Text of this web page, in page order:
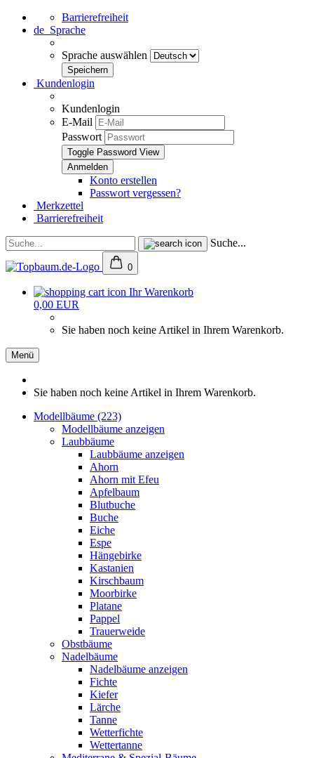
Barrierefreiheit
de Sprache
Sprache auswählen
Kundenlogin
Kundenlogin
E-Mail
Passwort
Toggle Password View
Konto erstellen
Passwort vergessen?
Merkzettel
Barrierefreiheit
Suche...
0
Ihr Warenkorb
0,00 EUR
Sie haben noch keine Artikel in Ihrem Warenkorb.
Menü
Sie haben noch keine Artikel in Ihrem Warenkorb.
Modellbäume (223)
Modellbäume anzeigen
Laubbäume
Laubbäume anzeigen
Ahorn
Ahorn mit Efeu
Apfelbaum
Blutbuche
Buche
Eiche
Espe
Hängebirke
Kastanien
Kirschbaum
Moorbirke
Platane
Pappel
Trauerweide
Obstbäume
Nadelbäume
Nadelbäume anzeigen
Fichte
Kiefer
Lärche
Tanne
Wetterfichte
Wettertanne